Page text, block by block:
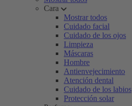
Cara
Mostrar todos
Cuidado facial
Cuidado de los ojos
Limpieza
Máscaras
Hombre
Antienvejecimiento
Atención dental
Cuidado de los labios
Protección solar